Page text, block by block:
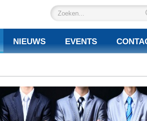
NIEUWS EVENTS